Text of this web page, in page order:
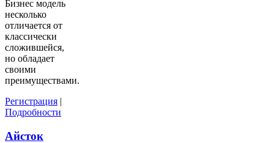
Бизнес модель
несколько
отличается от
классически
сложившейся,
но обладает
своими
преимуществами.
Регистрация |
Подробности
Айсток